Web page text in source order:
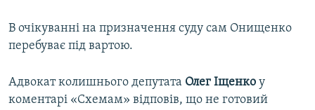
В очікуванні на призначення суду сам Онищенко
перебуває під вартою.
Адвокат колишнього депутата Олег Іщенко у
коментарі «Схемам» відповів, що не готовий